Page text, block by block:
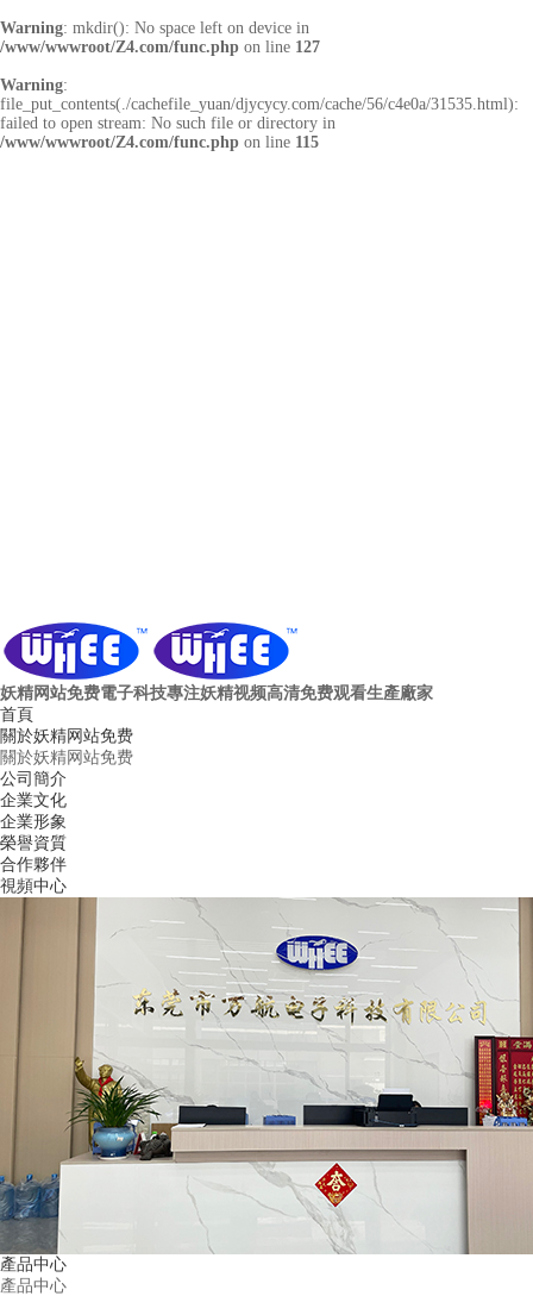
Warning: mkdir(): No space left on device in
/www/wwwroot/Z4.com/func.php on line 127
Warning:
file_put_contents(./cachefile_yuan/djycycy.com/cache/56/c4e0a/31535.html):
failed to open stream: No such file or directory in
/www/wwwroot/Z4.com/func.php on line 115
妖精网站免费電子科技專注妖精视频高清免费观看生產廠家
首頁
關於妖精网站免费
關於妖精网站免费
公司簡介
企業文化
企業形象
榮譽資質
合作夥伴
視頻中心
產品中心
產品中心